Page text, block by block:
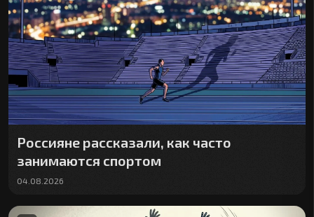
Россияне рассказали, как часто
занимаются спортом
04.08.2026